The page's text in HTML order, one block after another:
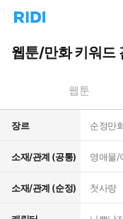
리
홈
으
턴
트
웹툰/만화 키워드
웹툰
장르 순정만
소재/관계 (공통) 영애물/
소재/관계 (순정) 첫사랑